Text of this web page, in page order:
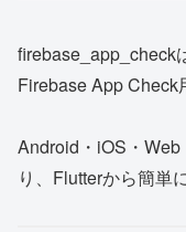
firebase_app_check
Firebase App Check
Android・iOS・
り、Flutterから簡単